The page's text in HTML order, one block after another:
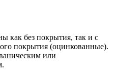
как без покрытия, так и с
покрытия (оцинкованные).
или